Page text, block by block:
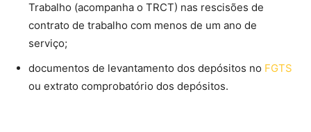
Trabalho (acompanha o TRCT) nas rescisões de
contrato de trabalho com menos de um ano de
serviço;
documentos de levantamento dos depósitos no FGTS
ou extrato comprobatório dos depósitos.